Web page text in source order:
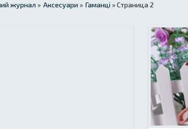
журнал » Аксесуари » Гаманці » Страница 2